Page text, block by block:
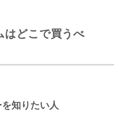
はどこで買うべ
知りたい人